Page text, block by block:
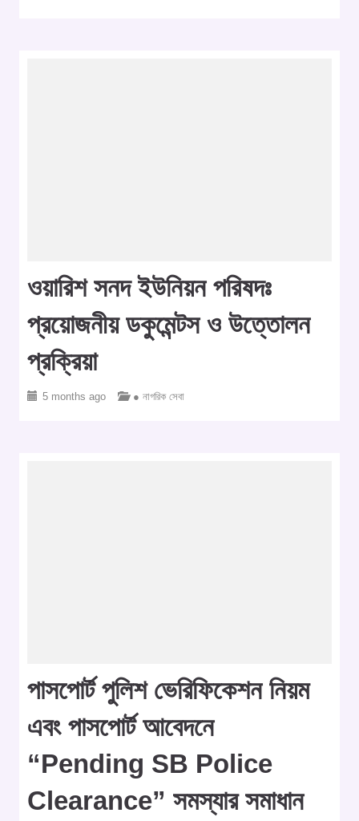
ওয়ারিশ সনদ ইউনিয়ন পরিষদঃ
প্রয়োজনীয় ডকুমেন্টস ও উত্তোলন
প্রক্রিয়া
5 months ago ● নাগরিক সেবা
পাসপোর্ট পুলিশ ভেরিফিকেশন নিয়ম
এবং পাসপোর্ট আবেদনে
“Pending SB Police
Clearance” সমস্যার সমাধান